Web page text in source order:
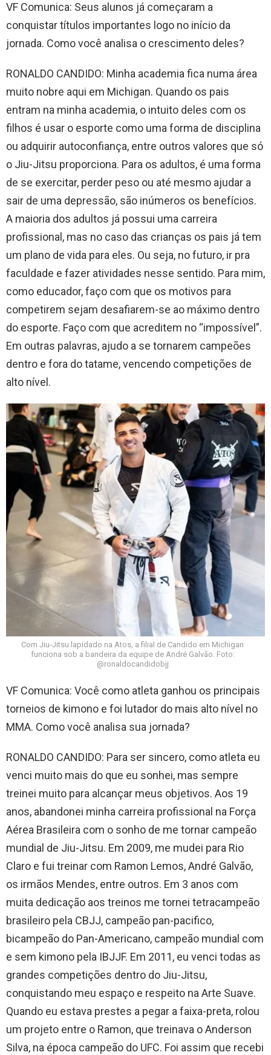
VF Comunica: Seus alunos já começaram a
conquistar títulos importantes logo no início da
jornada. Como você analisa o crescimento deles?
RONALDO CANDIDO: Minha academia fica numa área
muito nobre aqui em Michigan. Quando os pais
entram na minha academia, o intuito deles com os
filhos é usar o esporte como uma forma de disciplina
ou adquirir autoconfiança, entre outros valores que só
o Jiu-Jitsu proporciona. Para os adultos, é uma forma
de se exercitar, perder peso ou até mesmo ajudar a
sair de uma depressão, são inúmeros os benefícios.
A maioria dos adultos já possui uma carreira
profissional, mas no caso das crianças os pais já tem
um plano de vida para eles. Ou seja, no futuro, ir pra
faculdade e fazer atividades nesse sentido. Para mim,
como educador, faço com que os motivos para
competirem sejam desafiarem-se ao máximo dentro
do esporte. Faço com que acreditem no “impossível”.
Em outras palavras, ajudo a se tornarem campeões
dentro e fora do tatame, vencendo competições de
alto nível.
Com Jiu-Jitsu lapidado na Atos, a filial de Candido em Michigan
funciona sob a bandeira da equipe de André Galvão. Foto:
@ronaldocandidobjj
VF Comunica: Você como atleta ganhou os principais
torneios de kimono e foi lutador do mais alto nível no
MMA. Como você analisa sua jornada?
RONALDO CANDIDO: Para ser sincero, como atleta eu
venci muito mais do que eu sonhei, mas sempre
treinei muito para alcançar meus objetivos. Aos 19
anos, abandonei minha carreira profissional na Força
Aérea Brasileira com o sonho de me tornar campeão
mundial de Jiu-Jitsu. Em 2009, me mudei para Rio
Claro e fui treinar com Ramon Lemos, André Galvão,
os irmãos Mendes, entre outros. Em 3 anos com
muita dedicação aos treinos me tornei tetracampeão
brasileiro pela CBJJ, campeão pan-pacifico,
bicampeão do Pan-Americano, campeão mundial com
e sem kimono pela IBJJF. Em 2011, eu venci todas as
grandes competições dentro do Jiu-Jitsu,
conquistando meu espaço e respeito na Arte Suave.
Quando eu estava prestes a pegar a faixa-preta, rolou
um projeto entre o Ramon, que treinava o Anderson
Silva, na época campeão do UFC. Foi assim que recebi